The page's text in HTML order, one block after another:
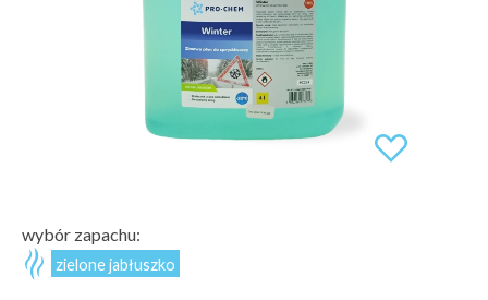
wybór zapachu:
zielone jabłuszko